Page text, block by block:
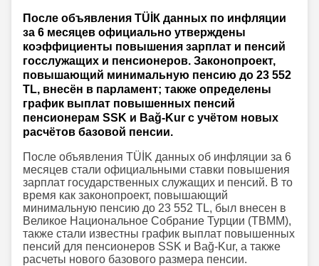
После объявления TÜİК данных по инфляции
за 6 месяцев официально утверждены
коэффициенты повышения зарплат и пенсий
госслужащих и пенсионеров. Законопроект,
повышающий минимальную пенсию до 23 552
TL, внесён в парламент; также определены
график выплат повышенных пенсий
пенсионерам SSK и Bağ-Kur с учётом новых
расчётов базовой пенсии.
После объявления TÜİK данных об инфляции за 6
месяцев стали официальными ставки повышения
зарплат государственных служащих и пенсий. В то
время как законопроект, повышающий
минимальную пенсию до 23 552 TL, был внесен в
Великое Национальное Собрание Турции (TBMM),
также стали известны график выплат повышенных
пенсий для пенсионеров SSK и Bağ-Kur, а также
расчеты нового базового размера пенсии.